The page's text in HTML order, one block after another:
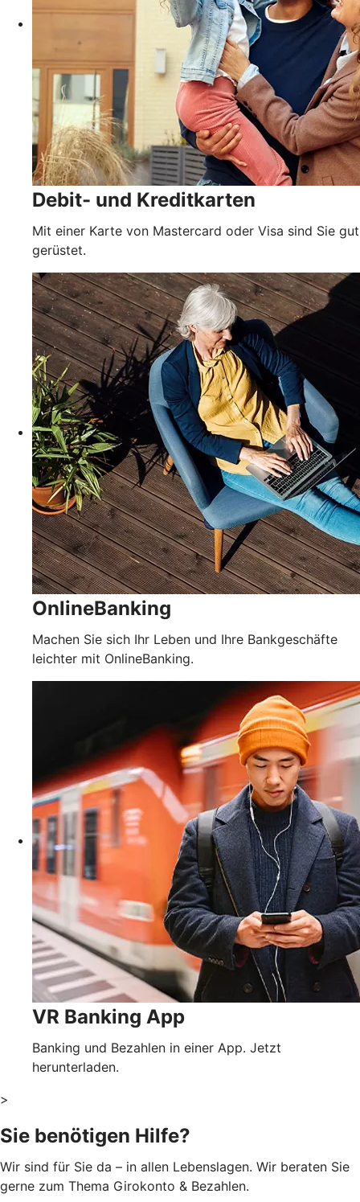
Debit- und Kreditkarten
Mit einer Karte von Mastercard oder Visa sind Sie gut
gerüstet.
OnlineBanking
Machen Sie sich Ihr Leben und Ihre Bankgeschäfte
leichter mit OnlineBanking.
VR Banking App
Banking und Bezahlen in einer App. Jetzt
herunterladen.
>
Sie benötigen Hilfe?
Wir sind für Sie da – in allen Lebenslagen. Wir beraten Sie
gerne zum Thema Girokonto & Bezahlen.